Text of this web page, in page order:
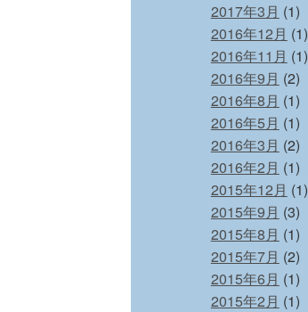
2017年3月 (1)
2016年12月 (1)
2016年11月 (1)
2016年9月 (2)
2016年8月 (1)
2016年5月 (1)
2016年3月 (2)
2016年2月 (1)
2015年12月 (1)
2015年9月 (3)
2015年8月 (1)
2015年7月 (2)
2015年6月 (1)
2015年2月 (1)